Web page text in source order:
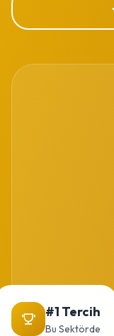
#1 Tercih
Bu Sektörde